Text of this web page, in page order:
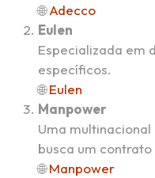
🌐Adecco
Eulen
Especializada em
específicos.
🌐Eulen
Manpower
Uma
busca um
🌐Manpower